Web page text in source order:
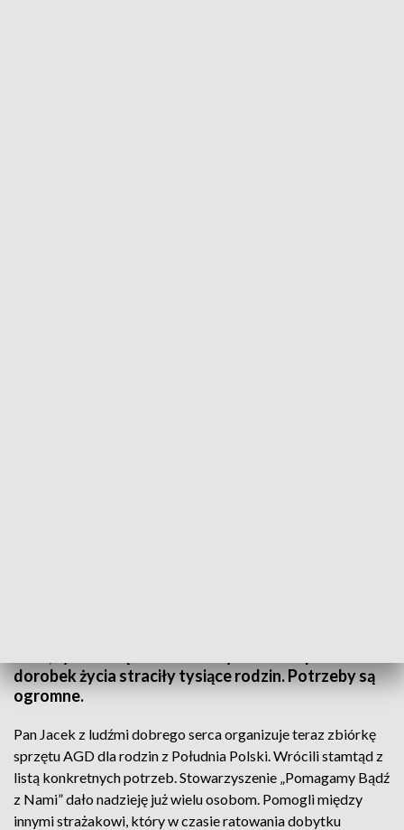
dorobek życia straciły tysiące rodzin. Potrzeby są
ogromne.
Pan Jacek z ludźmi dobrego serca organizuje teraz zbiórkę
sprzętu AGD dla rodzin z Południa Polski. Wrócili stamtąd z
listą konkretnych potrzeb. Stowarzyszenie „Pomagamy Bądź
z Nami” dało nadzieję już wielu osobom. Pomogli między
innymi strażakowi, który w czasie ratowania dobytku